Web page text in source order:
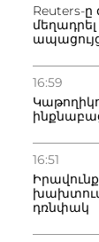
Reuters-ը
16:59
16:51
դռնփակ